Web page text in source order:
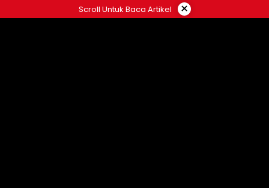
ke
Scroll Untuk Baca Artikel ×